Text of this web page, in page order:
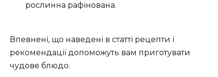
рослинна рафінована.
Впевнені, що наведені в статті рецепти і
рекомендації допоможуть вам приготувати
чудове блюдо.